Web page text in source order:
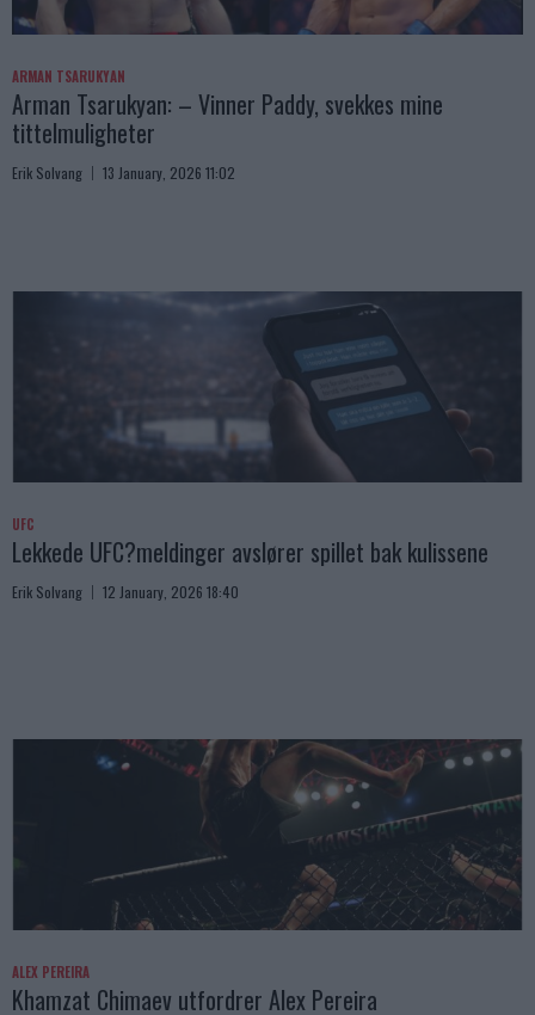
ARMAN TSARUKYAN
Arman Tsarukyan: – Vinner Paddy, svekkes mine
tittelmuligheter
Erik Solvang 13 January, 2026 11:02
UFC
Lekkede UFC?meldinger avslører spillet bak kulissene
Erik Solvang 12 January, 2026 18:40
ALEX PEREIRA
Khamzat Chimaev utfordrer Alex Pereira